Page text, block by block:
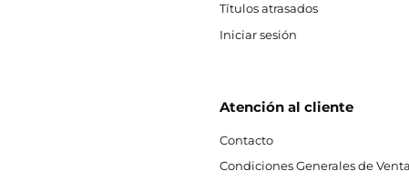
Títulos atrasados
Iniciar sesión
Atención al cliente
Contacto
Condiciones Generales de